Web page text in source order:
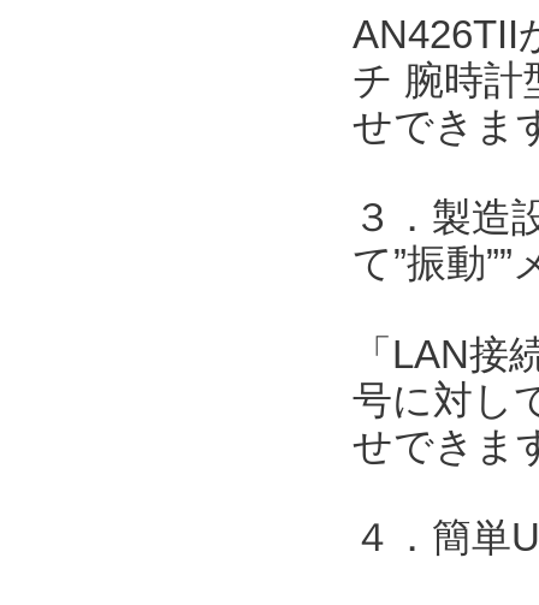
AN426TII
チ 腕時計
せできま
３．製造
て”振動
「LAN
号に対し
せできま
４．簡単